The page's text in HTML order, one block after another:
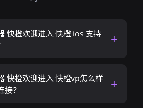
快橙欢迎进入 快橙 ios 支持
快橙欢迎进入 快橙vp怎么样
？